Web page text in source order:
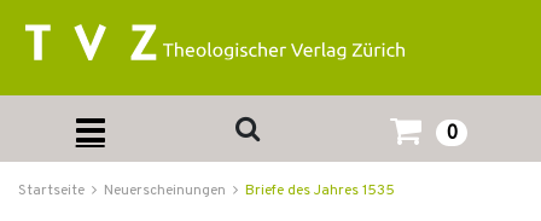
0
Startseite Neuerscheinungen Briefe des Jahres 1535